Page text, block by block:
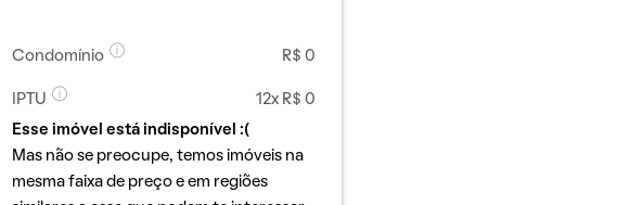
Condomínio R$ 0
IPTU
12x R$ 0
Esse imóvel está indisponível :(
Mas não se preocupe, temos imóveis na
mesma faixa de preço e em regiões